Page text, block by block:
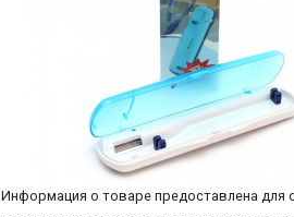
Информация о товаре предоставлена для